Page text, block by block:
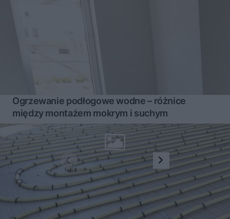
Ogrzewanie podłogowe wodne – różnice
między montażem mokrym i suchym
1 2 ... 22